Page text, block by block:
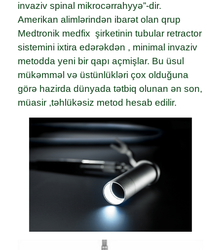
invaziv spinal mikrocərrahyyə”-dir.
Amerikan alimlərindən ibarət olan qrup
Medtronik medfix şirketinin tubular retractor
sistemini ixtira edərəkdən , minimal invaziv
metodda yeni bir qapı açmişlar. Bu üsul
mükəmməl və üstünlükləri çox olduğuna
görə hazirda dünyada tətbiq olunan ən son,
müasir ,təhlükəsiz metod hesab edilir.